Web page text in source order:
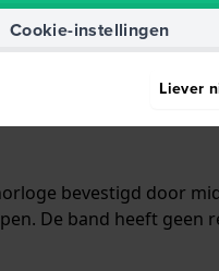
bevestigd door
De band heeft geen
Cookie-instellingen
Liever